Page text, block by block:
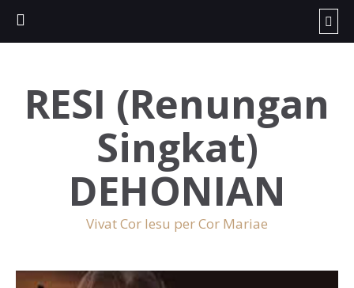
RESI (Renungan
Singkat)
DEHONIAN
Vivat Cor Iesu per Cor Mariae